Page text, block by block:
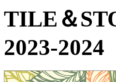
TILE＆
2023-